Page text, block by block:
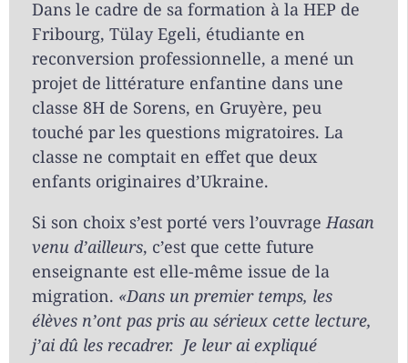
Dans le cadre de sa formation à la HEP de
Fribourg, Tülay Egeli, étudiante en
reconversion professionnelle, a mené un
projet de littérature enfantine dans une
classe 8H de Sorens, en Gruyère, peu
touché par les questions migratoires. La
classe ne comptait en effet que deux
enfants originaires d’Ukraine.
Si son choix s’est porté vers l’ouvrageHasan
venu d’ailleurs, c’est que cette future
enseignante est elle-même issue de la
migration. «Dans un premier temps, les
élèves n’ont pas pris au sérieux cette lecture,
j’ai dû les recadrer. Je leur ai expliqué